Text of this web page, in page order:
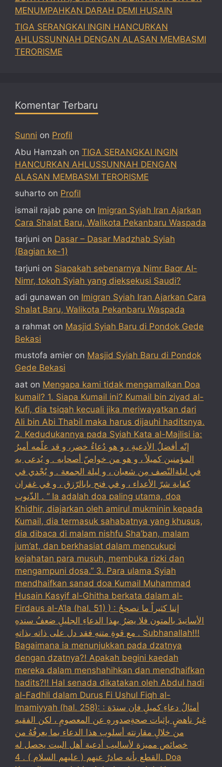
MENUMPAHKAN DARAH DEMI HUSAIN
TIGA SERANGKAI INGIN HANCURKAN
AHLUSSUNNAH DENGAN ALASAN MEMBASMI
TERORISME
Komentar Terbaru
Sunni on Profil
Abu Hamzah on TIGA SERANGKAI INGIN
HANCURKAN AHLUSSUNNAH DENGAN
ALASAN MEMBASMI TERORISME
suharto on Profil
ismail rajab pane on Imigran Syiah Iran Ajarkan
Cara Shalat Baru, Walikota Pekanbaru Waspada
tarjuni on Dasar – Dasar Madzhab Syiah
(Bagian ke-1)
tarjuni on Siapakah sebenarnya Nimr Baqr Al-
Nimr, tokoh Syiah yang dieksekusi Saudi?
adi gunawan on Imigran Syiah Iran Ajarkan Cara
Shalat Baru, Walikota Pekanbaru Waspada
a rahmat on Masjid Syiah Baru di Pondok Gede
Bekasi
mustofa amier on Masjid Syiah Baru di Pondok
Gede Bekasi
aat on Mengapa kami tidak mengamalkan Doa
kumail? 1. Siapa Kumail ini? Kumail bin ziyad al-
Kufi, dia tsiqah kecuali jika meriwayatkan dari
Ali bin Abi Thabil maka harus dijauhi haditsnya.
2. Kedudukannya pada Syiah Kata al-Majlisi ia:
إنّه أفضلُ الأدعيةِ ، و هو دُعاءُ خضر، و قد علّمه أميرُ
المؤمنين كميلاً ، و هو من خواصّ أصحابه . و يُدعى به
في ليلةالنّصف مِن شعبان ، و ليلة الجمعة . و يُجْدي في
كفاية شرّ الأعداء ، و في فتح بابالرّزق ، و في غفران
الذّنوب . “ Ia adalah doa paling utama, doa
Khidhir, diajarkan oleh amirul mukminin kepada
Kumail, dia termasuk sahabatnya yang khusus,
dia dibaca di malam nishfu Sha’ban, malam
jum’at, dan berkhasiat dalam mencukupi
kejahatan para musuh, membuka rizki dan
mengampuni dosa.” 3. Para ulama Syiah
mendhaifkan sanad doa Kumail Muhammad
Husain Kasyif al-Ghitha berkata dalam al-
Firdaus al-A’la (hal. 51) ) : إننا كثيراً ما نصححُ
الأسانيدَ بالمتون فلا يضرُ بهذا الدعاءِ الجليلِ ضعفُ سندهِ
مع قوةِ متنهِ فقد دل على ذاته بذاتهِ . Subhanallah!!!
Bagaimana ia menunjukkan pada dzatnya
dengan dzatnya?! Apakah begini kaedah
mereka dalam menshahihkan dan mendhaifkan
hadits?!! Hal senada dikatakan oleh Abdul hadi
al-Fadhli dalam Durus Fi Ushul Fiqh al-
Imamiyyah (hal. 258): : أمثالُ دعاءِ كميلِ فإن سندَهَ
غيرُ ناهضٍ بإثبات صحةِصدورهِ عن المعصومِ ، لكن الفقيه
من خلالِ مقارنته أسلوب هذا الدعاء بما يعرفُهُ من
خصائص مميزة لأساليب أدعية أهل البيت يحصل له
القطع بأنه صادرٌ عنهم ( عليهم السلام ) . 4. Doa